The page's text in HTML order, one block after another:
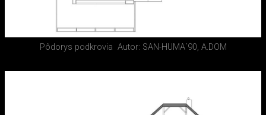
Pôdorys podkrovia Autor: SAN-HUMA´90, A.DOM